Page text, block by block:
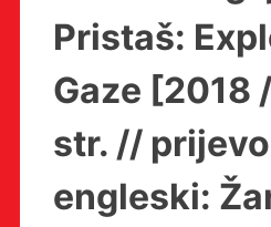
Pristaš:
Gaze [2018
str. //
engleski: